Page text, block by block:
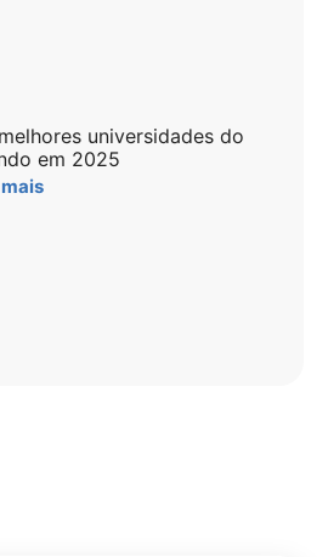
universidades do
em 2025